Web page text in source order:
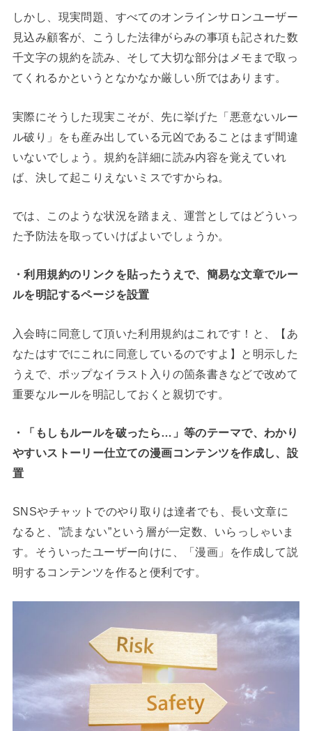
しかし、現実問題、すべてのオンラインサロンユーザー
見込み顧客が、こうした法律がらみの事項も記された数
千文字の規約を読み、そして大切な部分はメモまで取っ
てくれるかというとなかなか厳しい所ではあります。
実際にそうした現実こそが、先に挙げた「悪意ないルー
ル破り」をも産み出している元凶であることはまず間違
いないでしょう。規約を詳細に読み内容を覚えていれ
ば、決して起こりえないミスですからね。
では、このような状況を踏まえ、運営としてはどういっ
た予防法を取っていけばよいでしょうか。
・利用規約のリンクを貼ったうえで、簡易な文章でルー
ルを明記するページを設置
入会時に同意して頂いた利用規約はこれです！と、【あ
なたはすでにこれに同意しているのですよ】と明示した
うえで、ポップなイラスト入りの箇条書きなどで改めて
重要なルールを明記しておくと親切です。
・「もしもルールを破ったら…」等のテーマで、わかり
やすいストーリー仕立ての漫画コンテンツを作成し、設
置
SNSやチャットでのやり取りは達者でも、長い文章に
なると、”読まない”という層が一定数、いらっしゃいま
す。そういったユーザー向けに、「漫画」を作成して説
明するコンテンツを作ると便利です。